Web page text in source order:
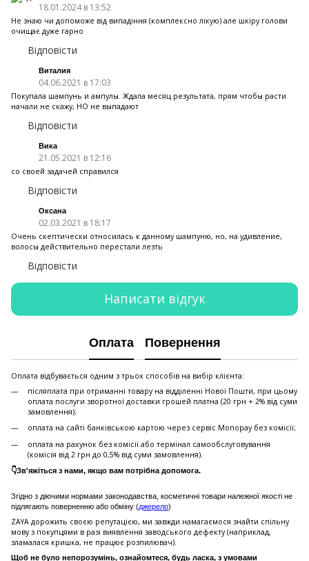
18.01.2024 в 13:52
Не знаю чи допоможе від випадіння (комплексно лікую) але шкіру голови
очищає дуже гарно
Відповісти
Виталия
04.06.2021 в 17:03
Покупала шампунь и ампулы. Ждала месяц результата, прям чтобы расти
начали не скажу, НО не выпадают
Відповісти
Вика
21.05.2021 в 12:16
со своей задачей справился
Відповісти
Оксана
02.03.2021 в 18:17
Очень скептически относилась к данному шампуню, но, на удивление,
волосы действительно перестали лезть
Відповісти
Написати відгук
Оплата Повернення
Оплата відбувається одним з трьох способів на вибір клієнта:
післяплата при отриманні товару на відділенні Нової Пошти, при цьому
оплата послуги зворотної доставки грошей платна (20 грн + 2% від суми
замовлення);
оплата на сайті банківською картою через сервіс Monopay без комісії;
оплата на рахунок без комісії або термінал самообслуговування
(комісія від 2 грн до 0,5% від суми замовлення).
👇Зв'яжіться з нами, якщо вам потрібна допомога.
Згідно з діючими нормами законодавства, косметичні товари належної якості не
підлягають поверненню або обміну (джерело)
ZAYA дорожить своєю репутацією, ми завжди намагаємося знайти спільну
мову з покупцями в разі виявлення заводського дефекту (наприклад,
зламалася кришка, не працює розпилювач).
Щоб не було непорозумінь, ознайомтеся, будь ласка, з умовами